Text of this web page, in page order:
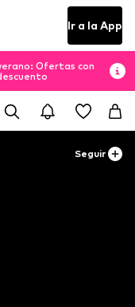
Ir a la App
Ofertas con
Seguir